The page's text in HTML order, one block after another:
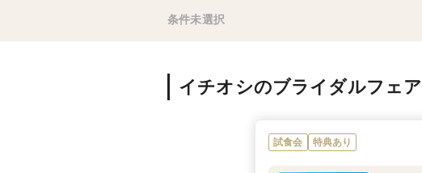
条件未選択
イチオシのブライダルフェア
試食会 特典あり